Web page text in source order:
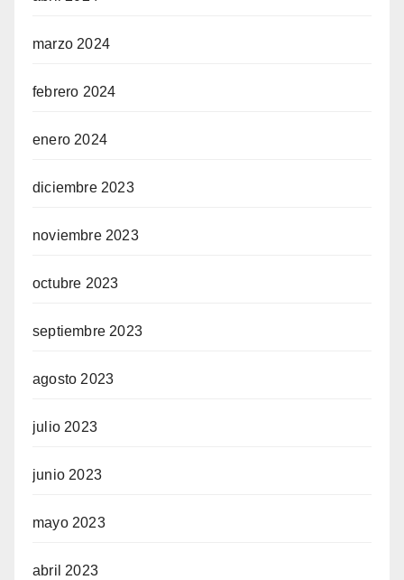
marzo 2024
febrero 2024
enero 2024
diciembre 2023
noviembre 2023
octubre 2023
septiembre 2023
agosto 2023
julio 2023
junio 2023
mayo 2023
abril 2023